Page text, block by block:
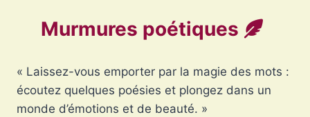
Murmures poétiques
« Laissez-vous emporter par la magie des mots :
écoutez quelques poésies et plongez dans un
monde d’émotions et de beauté. »